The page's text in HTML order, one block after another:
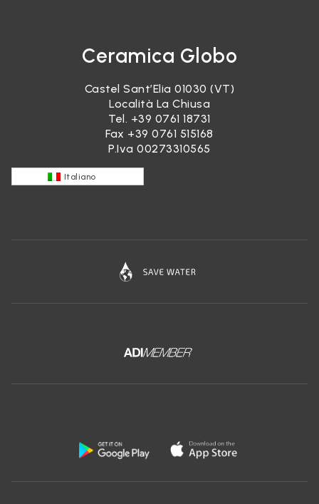
Ceramica Globo
Castel Sant’Elia 01030 (VT)
Località La Chiusa
Tel. +39 0761 18731
Fax +39 0761 515168
P.Iva 00273310565
Italiano